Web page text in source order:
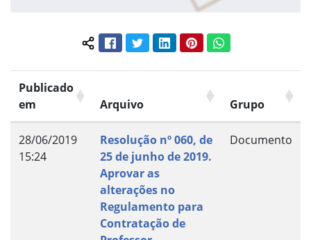
Compartilhar conteúdo:
FacebookTwitterLinkedInPinterestWhatsApp
Publicado
em
Arquivo Grupo
28/06/2019
15:24
Resolução nº 060, de
25 de junho de 2019.
Aprovar as
alterações no
Regulamento para
Contratação de
Documento